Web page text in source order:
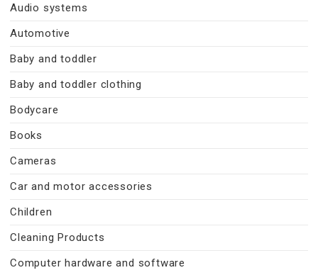
Audio systems
Automotive
Baby and toddler
Baby and toddler clothing
Bodycare
Books
Cameras
Car and motor accessories
Children
Cleaning Products
Computer hardware and software